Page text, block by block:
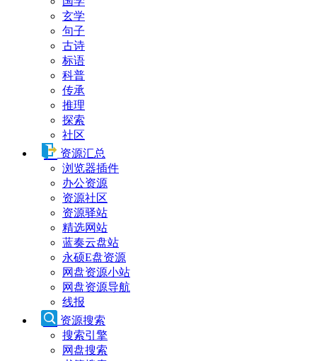
玄学
句子
古诗
标语
科普
传承
推理
探索
社区
资源汇总
浏览器插件
办公资源
资源社区
资源驿站
精选网站
蓝奏云盘站
永硕E盘资源
网盘资源小站
网盘资源导航
线报
资源搜索
搜索引擎
网盘搜索